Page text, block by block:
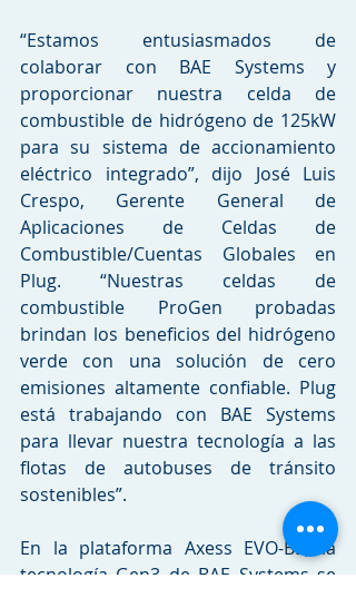
“Estamos entusiasmados de
colaborar con BAE Systems y
proporcionar nuestra celda de
combustible de hidrógeno de 125kW
para su sistema de accionamiento
eléctrico integrado”, dijo José Luis
Crespo, Gerente General de
Aplicaciones de Celdas de
Combustible/Cuentas Globales en
Plug. “Nuestras celdas de
combustible ProGen probadas
brindan los beneficios del hidrógeno
verde con una solución de cero
emisiones altamente confiable. Plug
está trabajando con BAE Systems
para llevar nuestra tecnología a las
flotas de autobuses de tránsito
sostenibles”.
En la plataforma Axess EVO-BE, la
tecnología Gen3 de BAE Systems se